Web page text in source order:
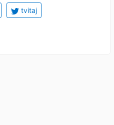
tvitaj